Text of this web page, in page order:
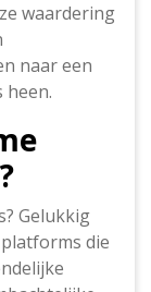
waardering
naar een
heen.
Gelukkig
die